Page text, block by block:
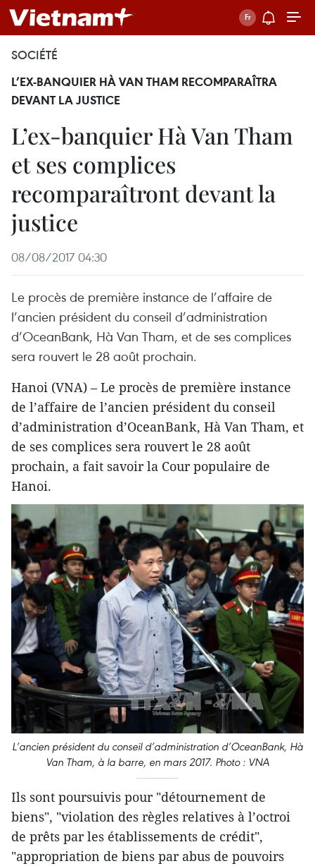
SOCIÉTÉ
L’EX-BANQUIER HÀ VAN THAM RECOMPARAÎTRA
DEVANT LA JUSTICE
L’ex-banquier Hà Van Tham
et ses complices
recomparaîtront devant la
justice
08/08/2017 04:30
Le procès de première instance de l’affaire de
l’ancien président du conseil d’administration
d’OceanBank, Hà Van Tham, et de ses complices
sera rouvert le 28 août prochain.
Hanoi (VNA) – Le procès de première instance
de l’affaire de l’ancien président du conseil
d’administration d’OceanBank, Hà Van Tham, et
de ses complices sera rouvert le 28 août
prochain, a fait savoir la Cour populaire de
Hanoi.
L’ancien président du conseil d’administration d’OceanBank, Hà
Van Tham, à la barre, en mars 2017. Photo : VNA
Ils sont poursuivis pour "détournement de
biens", "violation des règles relatives à l’octroi
de prêts par les établissements de crédit",
"appropriation de biens par abus de pouvoirs